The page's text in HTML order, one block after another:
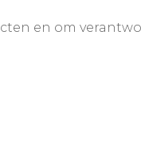
en om